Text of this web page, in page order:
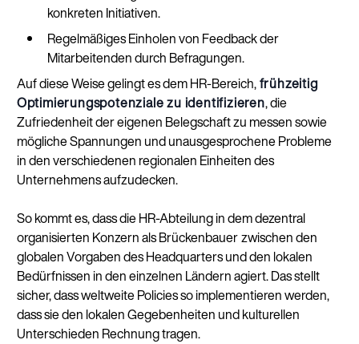
konkreten Initiativen.
Regelmäßiges Einholen von Feedback der
Mitarbeitenden durch Befragungen.
Auf diese Weise gelingt es dem HR-Bereich,frühzeitig
Optimierungspotenziale zu identifizieren, die
Zufriedenheit der eigenen Belegschaft zu messen sowie
mögliche Spannungen und unausgesprochene Probleme
in den verschiedenen regionalen Einheiten des
Unternehmens aufzudecken.
So kommt es, dass die HR-Abteilung in dem dezentral
organisierten Konzern als Brückenbauerzwischen den
globalen Vorgaben des Headquarters und den lokalen
Bedürfnissen in den einzelnen Ländern agiert. Das stellt
sicher, dass weltweite Policies so implementieren werden,
dass sie den lokalen Gegebenheiten und kulturellen
Unterschieden Rechnung tragen.